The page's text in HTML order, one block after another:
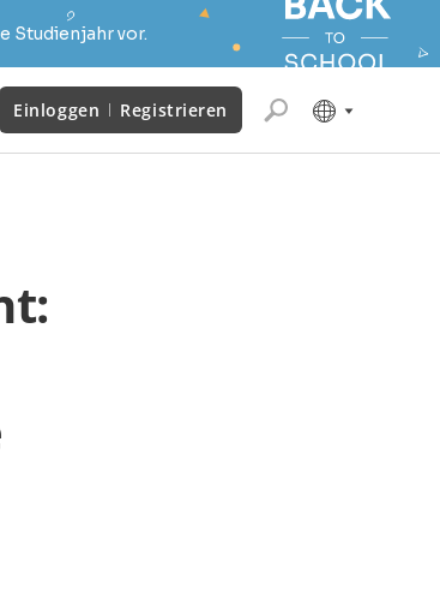
Studienjahr vor.
Einloggen Registrieren